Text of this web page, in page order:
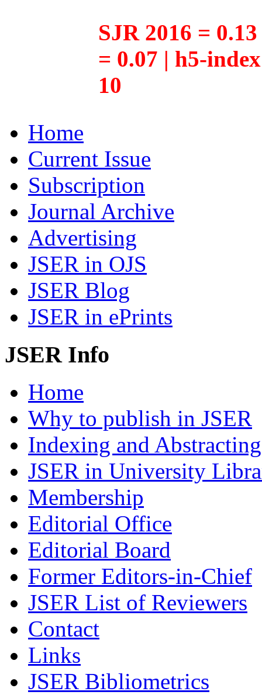
SJR 2016 =
= 0.07 | h5-
10
Home
Current Issue
Subscription
Journal Archive
Advertising
JSER in OJS
JSER Blog
JSER in ePrints
JSER Info
Home
Why to publish in JSER
Indexing and Abstracting
JSER in University
Membership
Editorial Office
Editorial Board
Former Editors-in-Chief
JSER List of Reviewers
Contact
Links
JSER Bibliometrics